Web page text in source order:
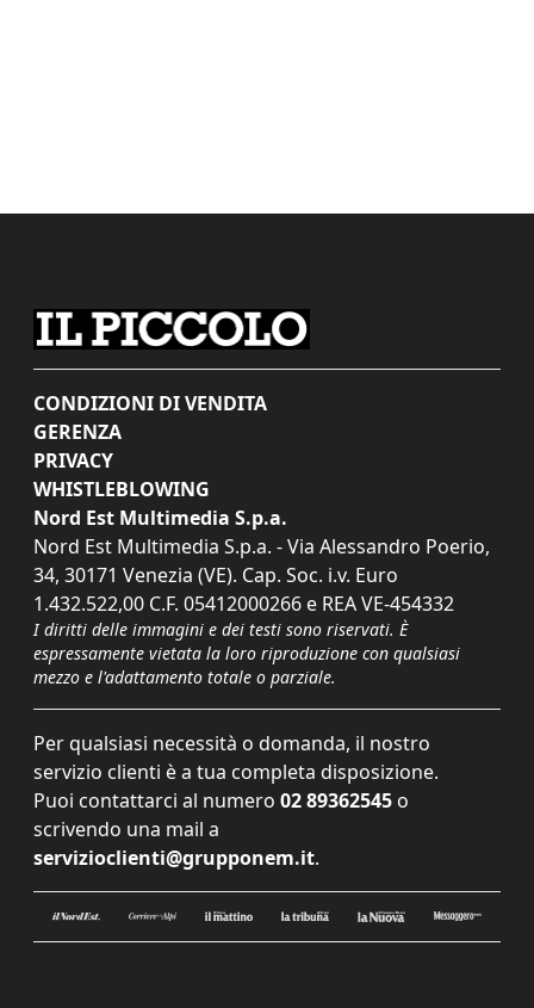
CONDIZIONI DI VENDITA
GERENZA
PRIVACY
WHISTLEBLOWING
Nord Est Multimedia S.p.a.
Nord Est Multimedia S.p.a. - Via Alessandro Poerio,
34, 30171 Venezia (VE). Cap. Soc. i.v. Euro
1.432.522,00 C.F. 05412000266 e REA VE-454332
I diritti delle immagini e dei testi sono riservati. È
espressamente vietata la loro riproduzione con qualsiasi
mezzo e l'adattamento totale o parziale.
Per qualsiasi necessità o domanda, il nostro
servizio clienti è a tua completa disposizione.
Puoi contattarci al numero 02 89362545 o
scrivendo una mail a
servizioclienti@grupponem.it.